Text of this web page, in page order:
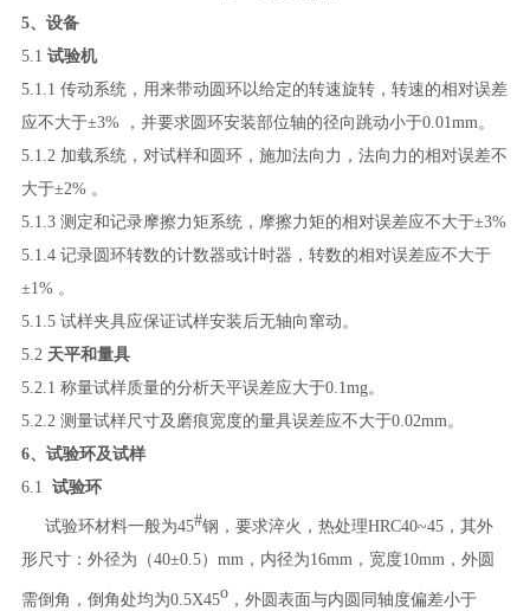
5、设备
5.1 试验机
5.1.1 传动系统，用来带动圆环以给定的转速旋转，转速的相对误差
应不大于±3% ，并要求圆环安装部位轴的径向跳动小于0.01mm 。
5.1.2 加载系统，对试样和圆环，施加法向力，法向力的相对误差不
大于±2% 。
5.1.3 测定和记录摩擦力矩系统，摩擦力矩的相对误差应不大于±3%
5.1.4 记录圆环转数的计数器或计时器，转数的相对误差应不大于
±1% 。
5.1.5 试样夹具应保证试样安装后无轴向窜动。
5.2 天平和量具
5.2.1 称量试样质量的分析天平误差应大于0.1mg。
5.2.2 测量试样尺寸及磨痕宽度的量具误差应不大于0.02mm 。
6、试验环及试样
6.1 试验环
试验环材料一般为45#钢，要求淬火，热处理HRC40~45，其外
形尺寸：外径为（40±0.5） mm，内径为16mm，宽度10mm，外圆
需倒角，倒角处均为0.5X45o，外圆表面与内圆同轴度偏差小于